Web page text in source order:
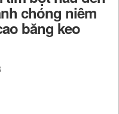
chóng niêm
băng keo